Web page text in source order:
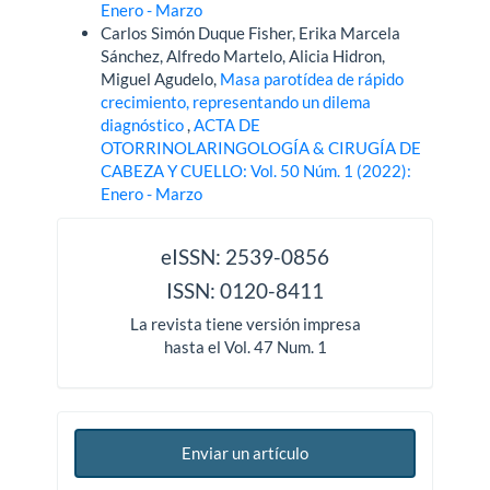
Enero - Marzo
Carlos Simón Duque Fisher, Erika Marcela
Sánchez, Alfredo Martelo, Alicia Hidron,
Miguel Agudelo, Masa parotídea de rápido
crecimiento, representando un dilema
diagnóstico,ACTA DE
OTORRINOLARINGOLOGÍA & CIRUGÍA DE
CABEZA Y CUELLO: Vol. 50 Núm. 1 (2022):
Enero - Marzo
eISSN: 2539-0856
ISSN: 0120-8411
La revista tiene versión impresa
hasta el Vol. 47 Num. 1
Enviar un artículo